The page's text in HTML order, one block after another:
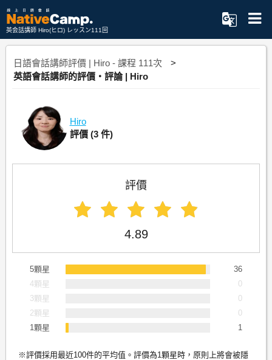
英会話講師 Hiro(ヒロ) レッスン111回
日語會話講師評價 | Hiro - 課程 111次
英語會話講師的評價・評論 | Hiro
Hiro
評價 (3 件)
評價
4.89
5顆星
36
4顆星
0
3顆星
0
2顆星
0
1顆星
1
評價採用最近100件的平均值。評價為1顆星時，原則上將會被隱